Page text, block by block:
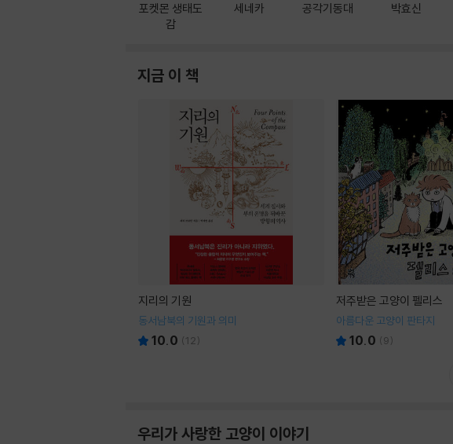
포켓몬 생태도
감
세네카 공각기동대 박효신
지금 이 책
지리의 기원
동서남북의 기원과 의미
10.0 (12)
저주받은 고양이 펠리스
아름다운 고양이 판타지
10.0 (9)
우리가 사랑한 고양이 이야기